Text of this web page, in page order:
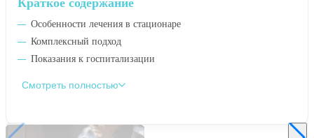
Особенности лечения в стационаре
Комплексный подход
Показания к госпитализации
Смотреть полностью